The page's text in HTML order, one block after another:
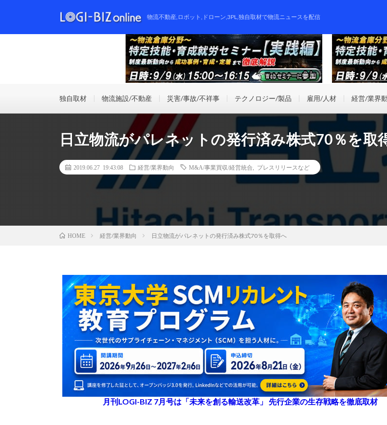
物流不動産,ロボット,ドローン,3PL,独自取材で物流ニュースを配信
独自取材 物流施設/不動産 災害/事故/不祥事 テクノロジー/製品 雇用/人材 経営/業界
日立物流がパレネットの発行済み株式70％を取
2019.06.27 19:43:08 経営/業界動向 M&A/事業買収/経営統合 プレスリリースなど
HOME 経営/業界動向 日立物流がパレネットの発行済み株式70％を取得へ
月刊LOGI-BIZ 7月号は「未来を創る輸送改革」 先行企業の生存戦略を徹底取材